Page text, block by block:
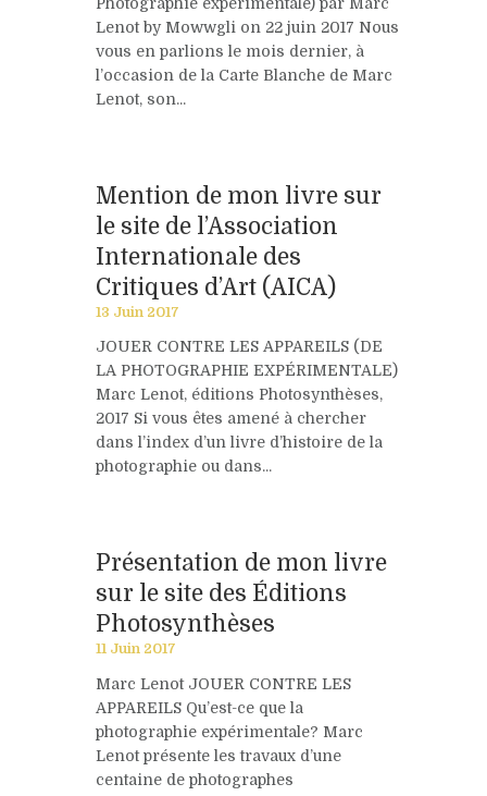
Lenot by Mowwgli on 22 juin 2017 Nous
vous en parlions le mois dernier, à
l’occasion de la Carte Blanche de Marc
Lenot, son...
Mention de mon livre sur
le site de l’Association
Internationale des
Critiques d’Art (AICA)
13 Juin 2017
JOUER CONTRE LES APPAREILS (DE
LA PHOTOGRAPHIE EXPÉRIMENTALE)
Marc Lenot, éditions Photosynthèses,
2017 Si vous êtes amené à chercher
dans l’index d’un livre d’histoire de la
photographie ou dans...
Présentation de mon livre
sur le site des Éditions
Photosynthèses
11 Juin 2017
Marc Lenot JOUER CONTRE LES
APPAREILS Qu’est-ce que la
photographie expérimentale? Marc
Lenot présente les travaux d’une
centaine de photographes